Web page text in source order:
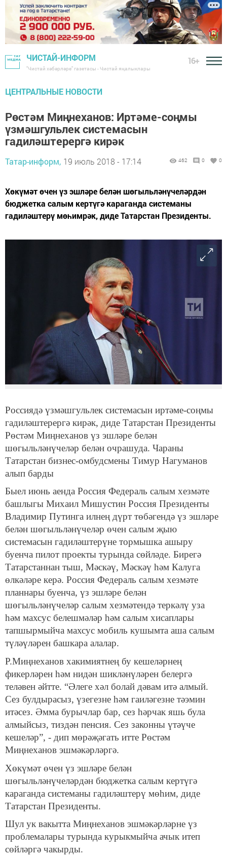
ЧИСТАЙ-ИНФОРМ
"Чистай хәбәрләре" газетасы - Чистай яңалыклары
16+
ЦЕНТРАЛЬНЫЕ НОВОСТИ
Рөстәм Миңнеханов: Иртәме-соңмы
үзмәшгульлек системасын
гадиләштерергә кирәк
Татар-информ, 19 июль 2018 - 17:14 462 0 0
Хөкүмәт өчен үз эшләре белән шөгыльләнүчеләрдән
бюджетка салым кертүгә караганда системаны
гадиләштерү мөһимрәк, диде Татарстан Президенты.
Россиядә үзмәшгульлек системасын иртәме-соңмы
гадиләштерергә кирәк, диде Татарстан Президенты
Рөстәм Миңнеханов үз эшләре белән
шөгыльләнүчеләр белән очрашуда. Чараны
Татарстан бизнес-омбудсмены Тимур Нагуманов
алып барды
Быел июнь аенда Россия Федераль салым хезмәте
башлыгы Михаил Мишустин Россия Президенты
Владимир Путинга илнең дүрт төбәгендә үз эшләре
белән шөгыльләнүчеләр өчен салым җыю
системасын гадиләштерүне тормышка ашыру
буенча пилот проекты турында сөйләде. Бирегә
Татарстаннан тыш, Мәскәү, Мәскәү һәм Калуга
өлкәләре керә. Россия Федераль салым хезмәте
планнары буенча, үз эшләре белән
шөгыльләнүчеләр салым хезмәтендә теркәлү уза
һәм махсус белешмәләр һәм салым хисаплары
тапшырмыйча махсус мобиль кушымта аша салым
түләүләрен башкара алалар.
Р.Миңнеханов хакимиятнең бу кешеләрнең
фикерләрен һәм нидән шикләнүләрен белергә
теләвен әйтте. “Әлеге хәл болай дәвам итә алмый.
Сез булдырасыз, үзегезне һәм гаиләгезне тәэмин
итәсез. Әмма бурычлар бар, сез һәрчак яшь була
алмыйсыз, тиздән пенсия. Сез законны үтәүче
кешеләр”, - дип мөрәҗәгать итте Рөстәм
Миңнеханов эшмәкәрләргә.
Хөкүмәт өчен үз эшләре белән
шөгыльләнүчеләрдән бюджетка салым кертүгә
караганда системаны гадиләштерү мөһим, диде
Татарстан Президенты.
Шул ук вакытта Миңнеханов эшмәкәрләрне үз
проблемалары турында курыкмыйча ачык итеп
сөйләргә чакырды.